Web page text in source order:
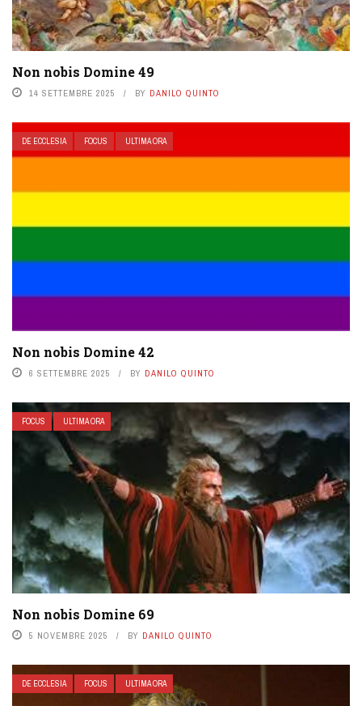
Non nobis Domine 49
14 SETTEMBRE 2025 BY DANILO QUINTO
DE ECCLESIA FOCUS ULTIMA ORA
Non nobis Domine 42
6 SETTEMBRE 2025 BY DANILO QUINTO
FOCUS ULTIMA ORA
Non nobis Domine 69
5 NOVEMBRE 2025 BY DANILO QUINTO
DE ECCLESIA FOCUS ULTIMA ORA